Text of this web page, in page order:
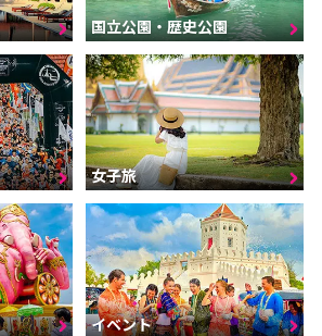
国立公園・歴史公園
女子旅
イベント